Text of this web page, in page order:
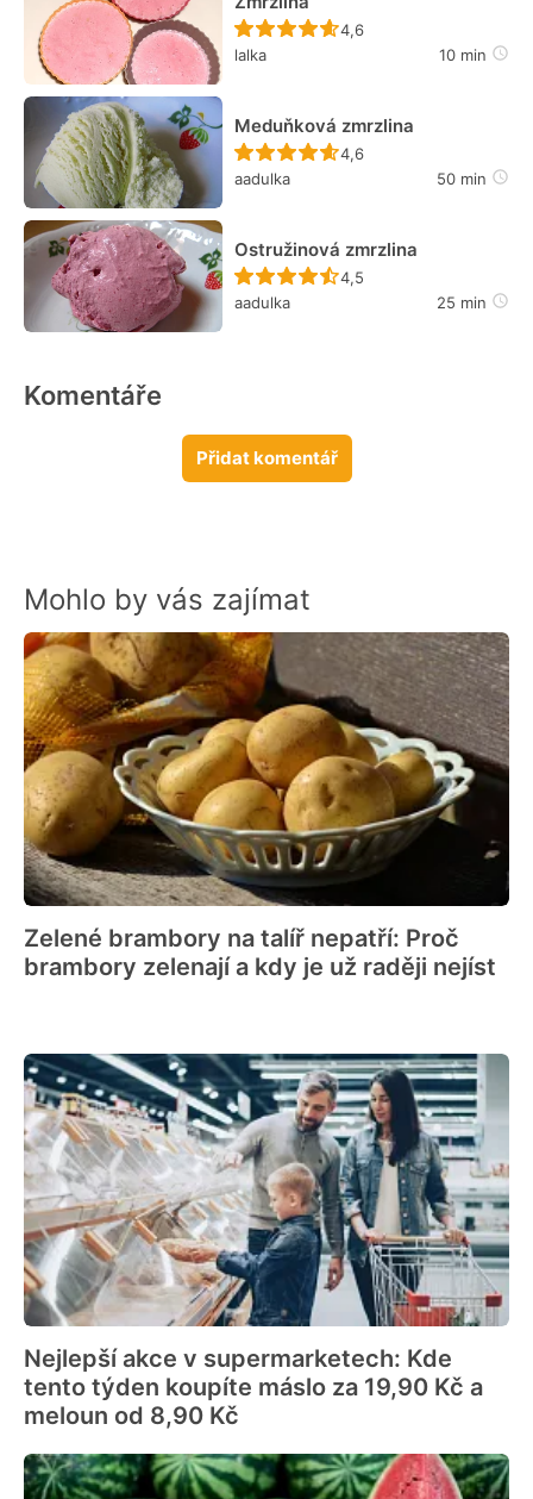
Recept ještě nebyl
4,6
lalka
10 min
Meduňková zmrzlina
Recept ještě nebyl
4,6
aadulka
50 min
Ostružinová zmrzlina
Recept ještě nebyl
4,5
aadulka
25 min
Komentáře
Přidat komentář
Mohlo by vás zajímat
Zelené brambory na talíř nepatří: Proč
brambory zelenají a kdy je už raději nejíst
Nejlepší akce v supermarketech: Kde
tento týden koupíte máslo za 19,90 Kč a
meloun od 8,90 Kč